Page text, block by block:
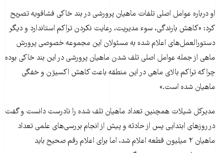
او درباره عوامل اصلی تلفات ماهیان پرورشی در بند خاکی فشافویه تصریح
کرد: «کاهش بارندگی، سوء مدیریت، رعایت نکردن تراکم استاندارد و دیگر
دستورالعمل‌های اعلام شده به مسئولان این مجموعه خصوصی پرورش
ماهی از جمله عوامل اصلی تلف شدن ماهیان پرورشی در این بند خاکی بوده
چرا که تراکم بالای ماهی در این منطقه باعث کاهش اکسیژن و خفگی
ماهیان شده است.»
مدیرکل شیلات همچنین تعداد ماهیان تلف شده را نادرست دانست و گفت
در روزهای ابتدایی پس از حادثه و پیش از انجام بررسی‌های علمی تعداد
ماهیان ۲ میلیون قطعه اعلام شد، اما برای اعلام رقم صحیح باید